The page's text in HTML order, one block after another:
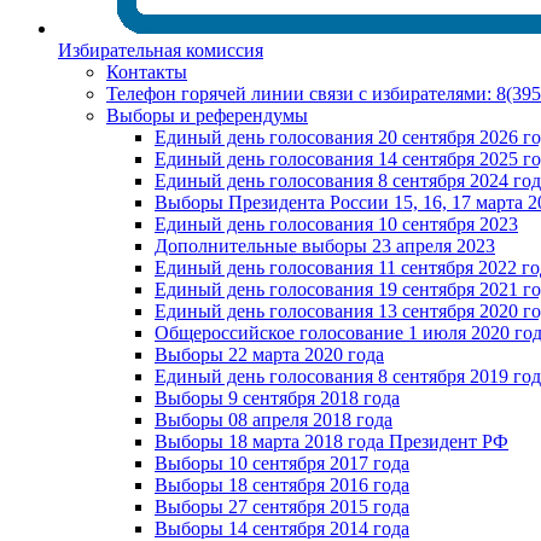
Избирательная комиссия
Контакты
Телефон горячей линии связи с избирателями:
Выборы и референдумы
Единый день голосования 20 сентября 2026
Единый день голосования 14 сентября 2025
Единый день голосования 8 сентября 2024
Выборы Президента России 15, 16, 17 марта
Единый день голосования 10 сентября 2023
Дополнительные выборы 23 апреля 2023
Единый день голосования 11 сентября 2022
Единый день голосования 19 сентября 2021
Единый день голосования 13 сентября 2020
Общероссийское голосование 1 июля 2020
Выборы 22 марта 2020 года
Единый день голосования 8 сентября 2019
Выборы 9 сентября 2018 года
Выборы 08 апреля 2018 года
Выборы 18 марта 2018 года Президент РФ
Выборы 10 сентября 2017 года
Выборы 18 сентября 2016 года
Выборы 27 сентября 2015 года
Выборы 14 сентября 2014 года